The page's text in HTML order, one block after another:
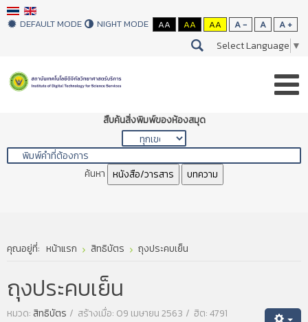
DEFAULT MODE NIGHT MODE AA AA AA A - A A +
Select Language ▼
สืบค้นสิ่งพิมพ์ของห้องสมุด
ค้นหา หนังสือ/วารสาร บทความ
คุณอยู่ที่: หน้าแรก สิทธิบัตร ถุงประคบเย็น
ถุงประคบเย็น
หมวด: สิทธิบัตร สร้างเมื่อ: 09 เมษายน 2563 ฮิต: 4791